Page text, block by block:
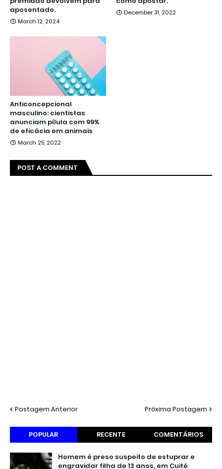
aposentado.
March 12, 2024
December 31, 2022
Anticoncepcional
masculino: cientistas
anunciam pílula com 99%
de eficácia em animais
March 25, 2022
POST A COMMENT
Postagem Anterior Próxima Postagem
POPULAR RECENTE COMENTÁRIOS
Homem é preso suspeito de estuprar e
engravidar filha de 13 anos, em Cuité